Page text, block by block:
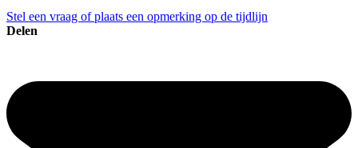
Stel een vraag of plaats een opmerking op de tijdlijn
Delen